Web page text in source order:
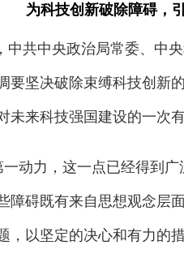
为科技创新破除障碍，
中共中央政治局常委、中
要坚决破除束缚科技创新
未来科技强国建设的一次
动力，这一点已经得到
障碍既有来自思想观念层
，以坚定的决心和有力的